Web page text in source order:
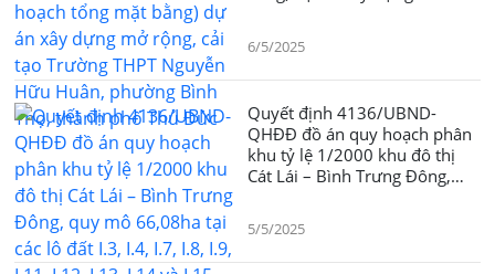
Bình Thọ, thành phố Thủ Đức
6/5/2025
Quyết định 4136/UBND-
QHÐÐ đồ án quy hoạch phân
khu tỷ lệ 1/2000 khu đô thị
Cát Lái – Bình Trưng Đông,
I.13, I.14 và I.15 phường Cát
Lái và phường Bình Trưng
5/5/2025